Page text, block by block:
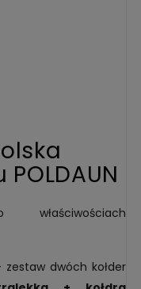
zestaw dwóch kołder